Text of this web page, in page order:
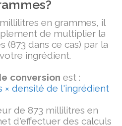
en grammes, il
de multiplier la
(873 dans ce cas) par la
ingrédient.
conversion est :
× densité de l'ingrédient
de 873 millilitres en
d'effectuer des calculs